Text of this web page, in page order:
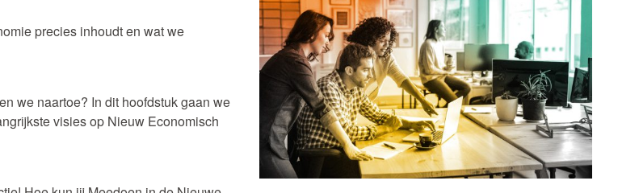
precies inhoudt en wat we
we naartoe? In dit hoofdstuk gaan we
visies op Nieuw Economisch